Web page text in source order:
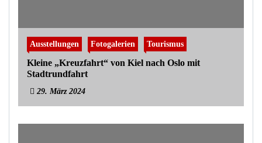
Ausstellungen Fotogalerien Tourismus
Kleine „Kreuzfahrt“ von Kiel nach Oslo mit
Stadtrundfahrt
29. März 2024